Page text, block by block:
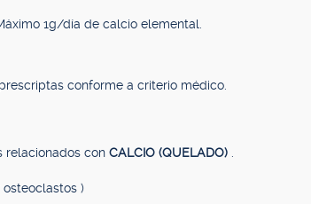
1g/día de calcio elemental.
conforme a criterio médico.
relacionados con CALCIO (QUELADO)
)